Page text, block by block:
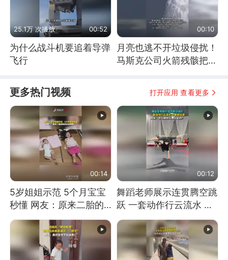
25.1万 次播放 00:52
为什么战斗机要追着导弹
飞行
00:10
月亮也逃不开垃圾侵扰！
马斯克公司火箭残骸把月
更多热门视频 打开应用 查看更多
00:14
5岁姐姐示范 5个月宝宝
秒懂 网友：原来二胎的
快乐长这样
00:12
舞蹈老师展示连贯腾空跳
跃 一套动作行云流水 节
奏感拉满 网友：怎么做
到又舞又武的？